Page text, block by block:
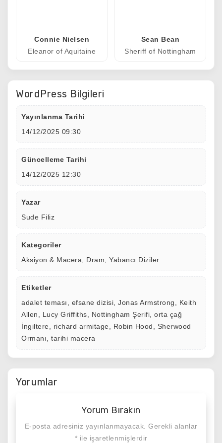
Connie Nielsen
Eleanor of Aquitaine
Sean Bean
Sheriff of Nottingham
WordPress Bilgileri
Yayınlanma Tarihi
14/12/2025 09:30
Güncelleme Tarihi
14/12/2025 12:30
Yazar
Sude Filiz
Kategoriler
Aksiyon & Macera
Dram Yabancı Diziler
Etiketler
adalet teması
efsane dizisi Jonas Armstrong
Keith
Allen
Lucy Griffiths Nottingham Şerifi orta çağ
İngiltere
richard armitage Robin Hood
Sherwood
Ormanı
tarihi macera
Yorumlar
Yorum Bırakın
E-posta adresiniz yayınlanmayacak. Gerekli alanlar
* ile işaretlenmişlerdir